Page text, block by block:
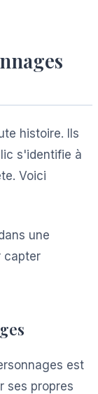
histoire. Ils
s'identifie à
Voici
une
capter
est
ses propres